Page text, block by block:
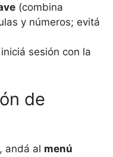
(combina
y números; evitá
sesión con la
de
andá al menú